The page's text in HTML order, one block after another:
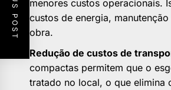
menores custos operacionais.
custos de energia,
obra.
Redução de custos de
compactas permitem que o
tratado no local, o que elimina